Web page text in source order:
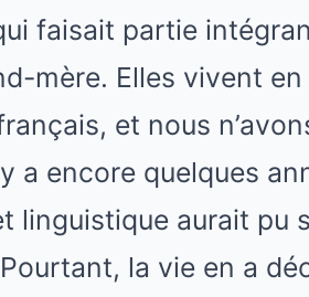
faisait partie
mère. Elles vivent
et nous
a encore quelques
linguistique aurait pu
la vie en a